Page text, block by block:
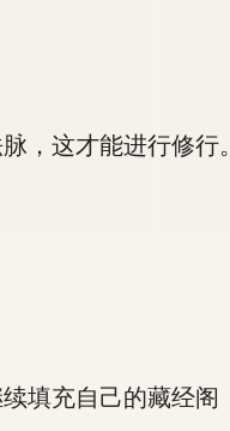
，这才能进行修行。
充自己的藏经阁